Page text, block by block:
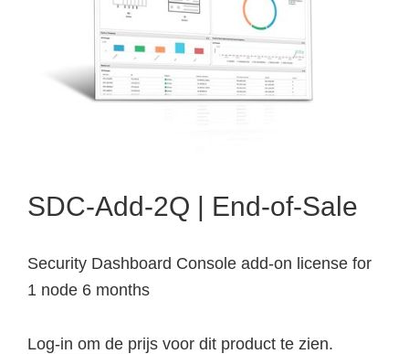
SDC-Add-2Q | End-of-Sale
Security Dashboard Console add-on license for
1 node 6 months
Log-in om de prijs voor dit product te zien.